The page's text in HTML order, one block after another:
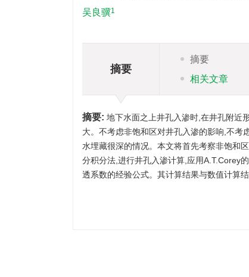
吴良骥1
摘要
摘要
相关文章
摘要: 地下水面之上井孔入渗时,在井孔附近
大。不考虑非饱和区对井孔入渗的影响,不考
水埋藏很深的情况。本文将首先考察非饱和
分积分法,进行井孔入渗计算,应用A.T.Corey
透系数的经验公式。其计算结果与数值计算结